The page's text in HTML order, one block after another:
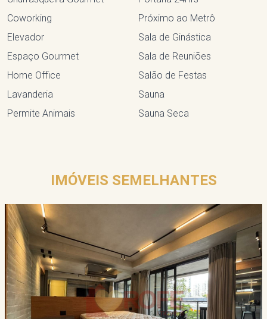
Coworking
Elevador
Espaço Gourmet
Home Office
Lavanderia
Permite Animais
Próximo ao Metrô
Sala de Ginástica
Sala de Reuniões
Salão de Festas
Sauna
Sauna Seca
IMÓVEIS SEMELHANTES